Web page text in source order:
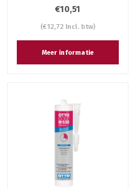
€10,51
(€12,72 Incl. btw)
Meer informatie